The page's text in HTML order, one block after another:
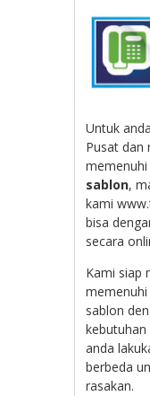
Untuk
Pusat dan
sablon,
kami
bisa
secara
Kami siap
sablon
anda
berbeda
rasakan.